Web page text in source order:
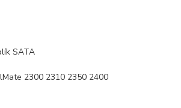
SATA
2300 2310 2350 2400